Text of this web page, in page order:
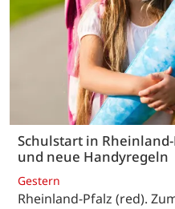
Schulstart in
und neue Handyregeln
Gestern
Rheinland-Pfalz (red).